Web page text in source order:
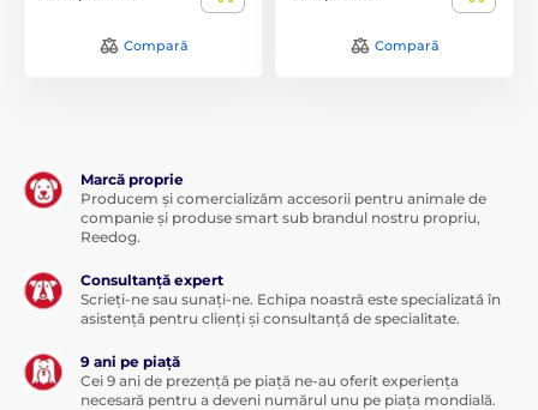
Compară Compară
Marcă proprie
Producem și comercializăm accesorii pentru animale de
companie și produse smart sub brandul nostru propriu,
Reedog.
Consultanță expert
Scrieți-ne sau sunați-ne. Echipa noastră este specializată în
asistență pentru clienți și consultanță de specialitate.
9 ani pe piață
Cei 9 ani de prezență pe piață ne-au oferit experiența
necesară pentru a deveni numărul unu pe piața mondială.